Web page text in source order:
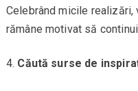
Celebrând micile
rămâne motivat să
Căută surse de